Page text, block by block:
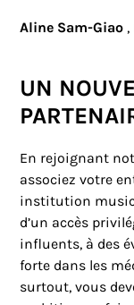
Aline Sam-Giao
UN
En rejoignant
associez votre
institution
d’un accès
influents, à des
forte dans les
surtout, vous